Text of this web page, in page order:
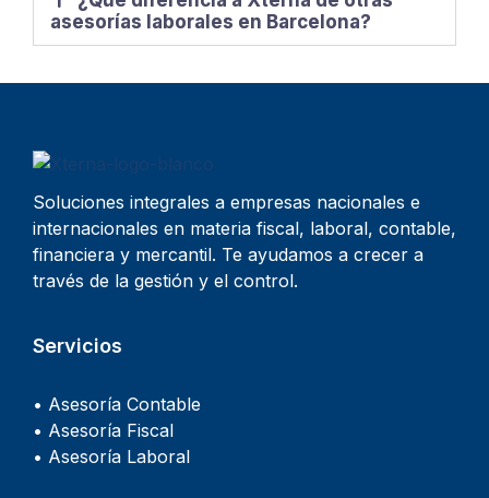
asesorías laborales en Barcelona?
Soluciones integrales a empresas nacionales e
internacionales en materia fiscal, laboral, contable,
financiera y mercantil. Te ayudamos a crecer a
través de la gestión y el control.
Servicios
• Asesoría Contable
• Asesoría Fiscal
• Asesoría Laboral